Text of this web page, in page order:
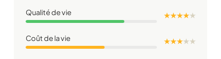
Qualité de vie ★ ★ ★ ★★
Coût de la vie ★ ★ ★★★